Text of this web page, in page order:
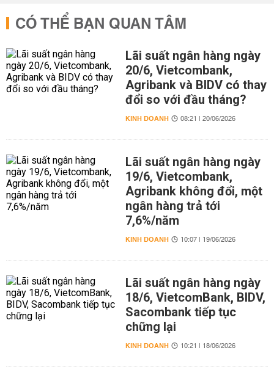
CÓ THỂ BẠN QUAN TÂM
Lãi suất ngân hàng ngày
20/6, Vietcombank,
Agribank và BIDV có thay
đổi so với đầu tháng?
KINH DOANH 08:21 | 20/06/2026
Lãi suất ngân hàng ngày
19/6, Vietcombank,
Agribank không đổi, một
ngân hàng trả tới
7,6%/năm
KINH DOANH 10:07 | 19/06/2026
Lãi suất ngân hàng ngày
18/6, VietcomBank, BIDV,
Sacombank tiếp tục
chững lại
KINH DOANH 10:21 | 18/06/2026